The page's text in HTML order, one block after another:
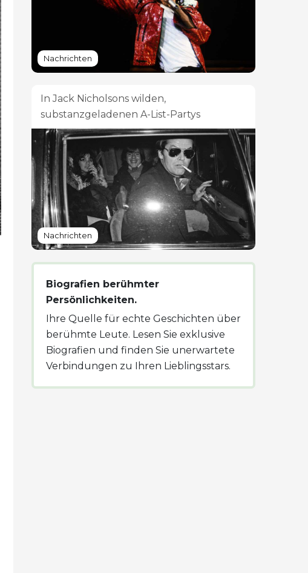
Nachrichten
In Jack Nicholsons wilden,
substanzgeladenen A-List-Partys
Nachrichten
Biografien berühmter
Persönlichkeiten.
Ihre Quelle für echte Geschichten über
berühmte Leute. Lesen Sie exklusive
Biografien und finden Sie unerwartete
Verbindungen zu Ihren Lieblingsstars.